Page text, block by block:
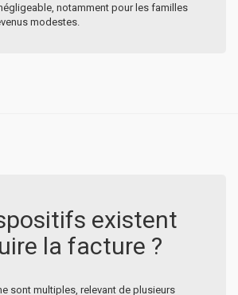
notamment pour les familles
modestes.
existent
la facture ?
sont multiples, relevant de plusieurs